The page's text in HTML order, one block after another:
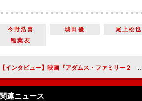
今野浩喜 城田優 尾上松也
稲葉友
【インタビュー】映画『アダムス・ファミリー２ アメリカ横断旅行！』生瀬勝久「盛りだくさんの『家族あるある』を笑い飛ばせるすてきな映画」日本語吹き替えで再びはまり役に挑戦！
関連ニュース